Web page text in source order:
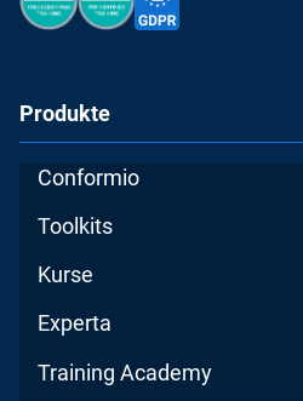
Produkte
Conformio
Toolkits
Kurse
Experta
Training Academy